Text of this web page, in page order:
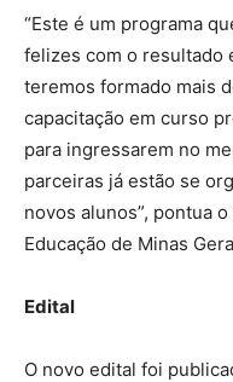
“Este é um programa
felizes com o resultado
teremos formado mais
capacitação em curso
para ingressarem no
parceiras já estão se
novos alunos”, pontua
Educação de Minas
Edital
O novo edital foi